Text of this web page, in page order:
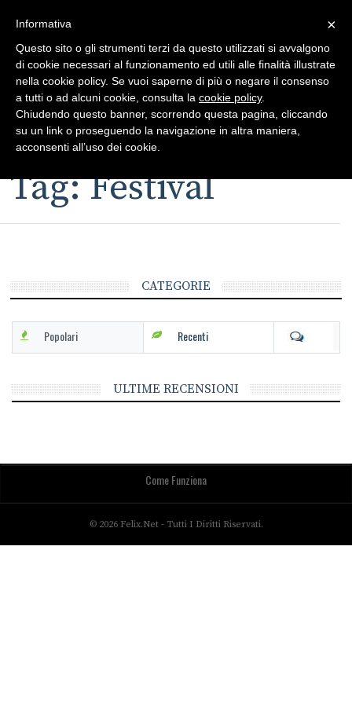
Toggle
Toggle
navigation
Tag: Festival
CATEGORIE
Popolari Recenti
ULTIME RECENSIONI
Come Funziona
© 2026 Felix.net - Tutti I Diritti Riservati.
×
Informativa
Questo sito o gli strumenti terzi da questo utilizzati si avvalgono
di cookie necessari al funzionamento ed utili alle finalità illustrate
nella cookie policy. Se vuoi saperne di più o negare il consenso
a tutti o ad alcuni cookie, consulta la cookie policy.
Chiudendo questo banner, scorrendo questa pagina, cliccando
su un link o proseguendo la navigazione in altra maniera,
acconsenti all’uso dei cookie.